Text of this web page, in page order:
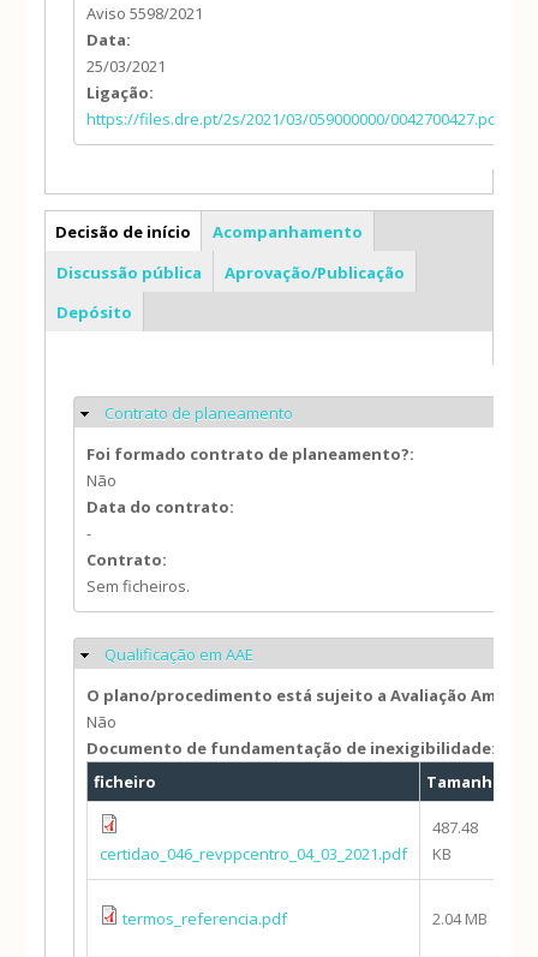
Aviso 5598/2021
Data:
25/03/2021
Ligação:
https://files.dre.pt/2s/2021/03/059000000/0042700427.pdf
PP
Decisão de início
Acompanhamento
Discussão pública
Aprovação/Publicação
Depósito
Ocultar
Contrato de planeamento
Foi formado contrato de planeamento?:
Não
Data do contrato:
-
Contrato:
Sem ficheiros.
Ocultar
Qualificação em AAE
O plano/procedimento está sujeito a Avaliação
Não
Documento de fundamentação de inexigibilidade:
ficheiro
Tamanho
certidao_046_revppcentro_04_03_2021.pdf
487.48
KB
termos_referencia.pdf 2.04 MB